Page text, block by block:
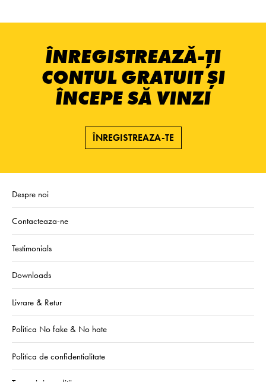
ÎNREGISTREAZĂ-ȚI
CONTUL GRATUIT ȘI
ÎNCEPE SĂ VINZI
ÎNREGISTREAZA-TE
Despre noi
Contacteaza-ne
Testimonials
Downloads
Livrare & Retur
Politica No fake & No hate
Politica de confidentialitate